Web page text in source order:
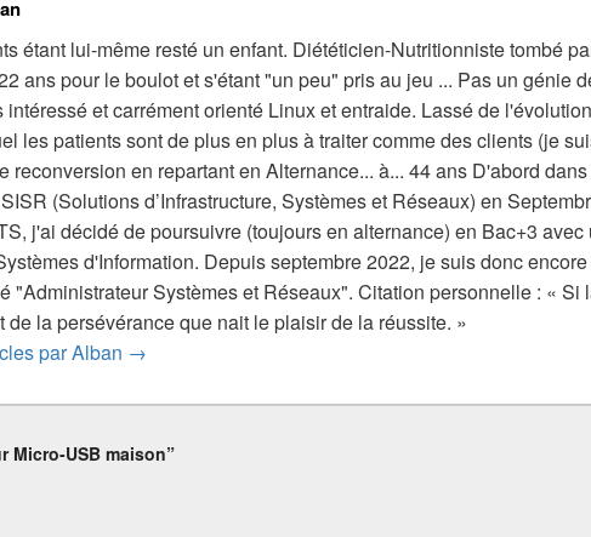
étant lui-même resté un enfant. Diététicien-Nutritionniste tombé
ans pour le boulot et s'étant "un peu" pris au jeu ... Pas un génie
intéressé et carrément orienté Linux et entraide. Lassé de
les patients sont de plus en plus à traiter comme des clients (je
reconversion en repartant en Alternance... à... 44 ans D'abord
(Solutions d’Infrastructure, Systèmes et Réseaux) en
j'ai décidé de poursuivre (toujours en alternance) en Bac+3
d'Information. Depuis septembre 2022, je suis donc
"Administrateur Systèmes et Réseaux". Citation personnelle : « Si
de la persévérance que nait le plaisir de la réussite. »
par Alban →
Micro-USB maison”